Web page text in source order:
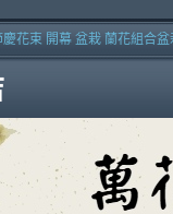
花束 開幕 盆栽 蘭花組合